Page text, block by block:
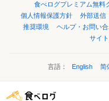
食べログプレミアム無料
個人情報保護方針
外部送信
推奨環境
ヘルプ・お問い
サイ
言語： English 简